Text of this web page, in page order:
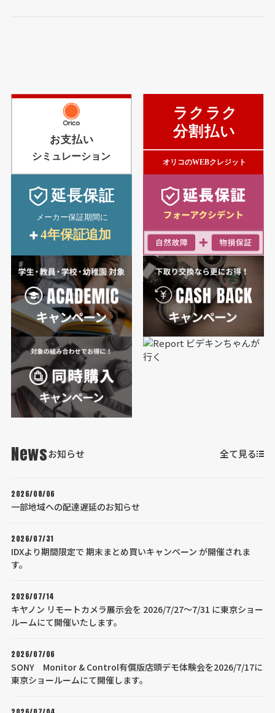
Newsお知らせ 全て見る
2026/08/06
一部地域への配達遅延のお知らせ
2026/07/31
IDXより期間限定で 期末まとめ買いキャンペーン が開催されま
す。
2026/07/14
キヤノン リモートカメラ展示会を 2026/7/27～7/31 に東京ショー
ルームにて開催いたします。
2026/07/06
SONY Monitor & Control有償版店頭デモ体験会を2026/7/17に
東京ショールームにて開催します。